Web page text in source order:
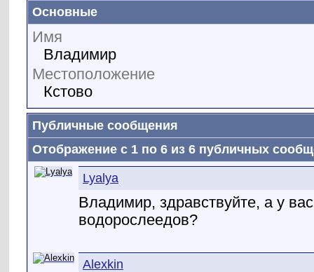
Основные
Имя
Владимир
Местоположение
Кстово
Публичные сообщения
Отображение с 1 по 6 из 6 публичных
Lyalya
Владимир, здравствуйте, а у
водорослеедов?
Alexkin